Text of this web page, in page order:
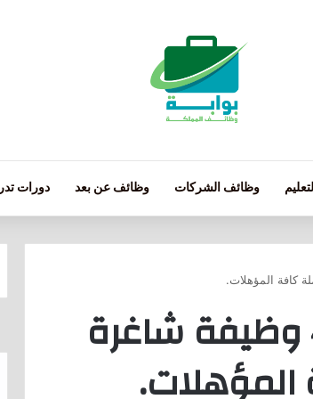
وظائف الشركات وظائف عن بعد دورات
سدافكو تعلن عن طرح 47 وظيفة شاغرة
المؤهلات.